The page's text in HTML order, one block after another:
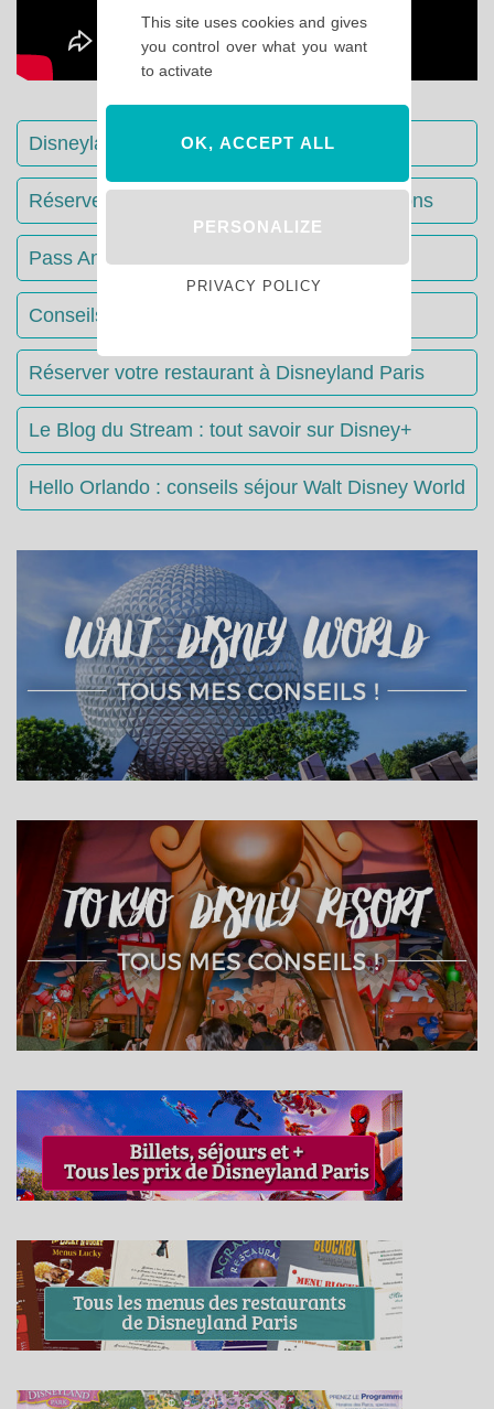
Disneyland Paris : Le guide complet
Réserver votre séjour : toutes les informations
Pass Annuels Disney : informations
Conseils & Astuces Disneyland Paris
Réserver votre restaurant à Disneyland Paris
Le Blog du Stream : tout savoir sur Disney+
Hello Orlando : conseils séjour Walt Disney World
This site uses cookies and gives
you control over what you want
to activate
OK, ACCEPT ALL
PERSONALIZE
PRIVACY POLICY